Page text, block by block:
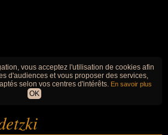
vous acceptez l'utilisation de cookies afin
d'audiences et vous proposer des services,
selon vos centres d'intérêts. En savoir plus
OK